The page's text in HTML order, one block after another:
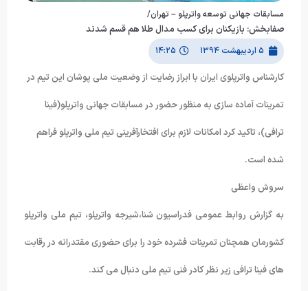
مسابقات جهانی توسعه واترپلو – تهران/
صفابخش: بازیکنان برای کسب مدال طلا هم قسم شدند
۵ اردیبهشت ۱۳۹۴ ۱۴:۲۵
کارشناس واترپلوی ایران با ابراز رضایت از وضعیت ملی پوشان این تیم در
تمرینات آماده سازی به منظور حضور در مسابقات جهانی واترپلو(فینا
ترافی)، تاکید کرد امکانات لازم برای افتخارآفرینی تیم ملی واترپلو فراهم
شده است.
سروش واعظی
به گزارش روابط عمومی فدراسیون شنا،شیرجه واترپلو، تیم ملی واترپلو
کشورمان همچنان تمرینات فشرده خود را برای حضوری مقتدرانه در رقابت
های فینا ترافی زیر نظر کادر فنی تیم ملی دنبال می کند.